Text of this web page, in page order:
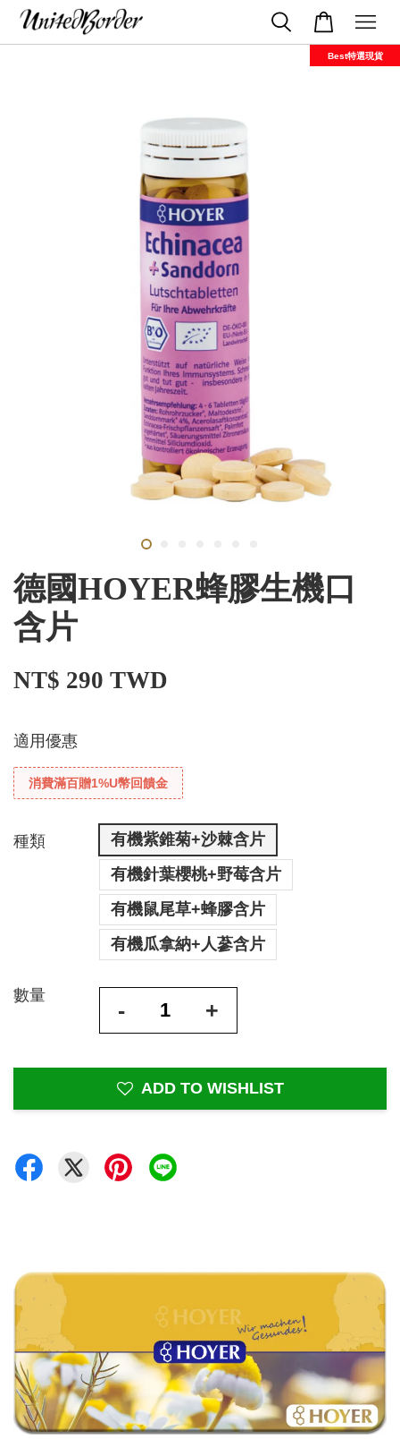
Best特選現貨
德國HOYER蜂膠生機口
含片
NT$ 290 TWD
適用優惠
消費滿百贈1%U幣回饋金
種類
有機紫錐菊+沙棘含片
有機針葉櫻桃+野莓含片
有機鼠尾草+蜂膠含片
有機瓜拿納+人蔘含片
數量
- +
ADD TO WISHLIST